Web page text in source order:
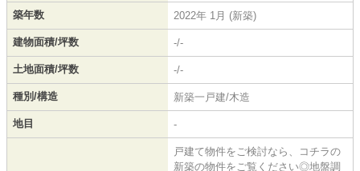
築年数 2022年 1月 (新築)
建物面積/坪数 -/-
土地面積/坪数 -/-
種別/構造 新築一戸建/木造
地目 -
戸建て物件をご検討なら、コチラの
新築の物件をご覧ください◎地盤調